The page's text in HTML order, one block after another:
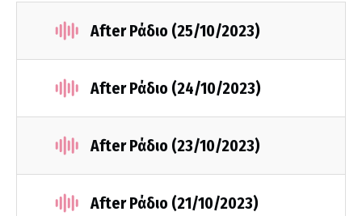
After Ράδιο (25/10/2023)
After Ράδιο (24/10/2023)
After Ράδιο (23/10/2023)
After Ράδιο (21/10/2023)